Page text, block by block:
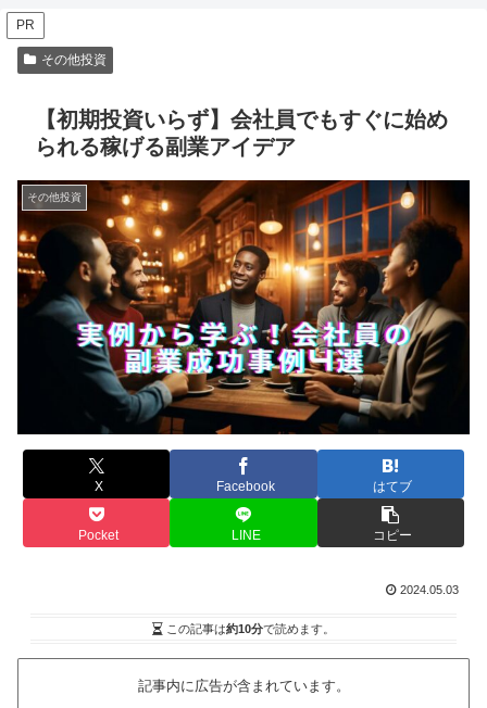
PR
その他投資
【初期投資いらず】会社員でもすぐに始め
られる稼げる副業アイデア
その他投資
X Facebook はてブ
Pocket LINE コピー
2024.05.03
この記事は約10分で読めます。
記事内に広告が含まれています。